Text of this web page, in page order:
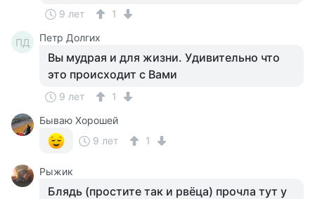
9 лет 1
ПД Петр Долгих
Вы мудрая и для жизни. Удивительно что
это происходит с Вами
9 лет
1
Бываю Хорошей
9 лет
1
Рыжик
Блядь (простите так и рвёца) прочла тут у